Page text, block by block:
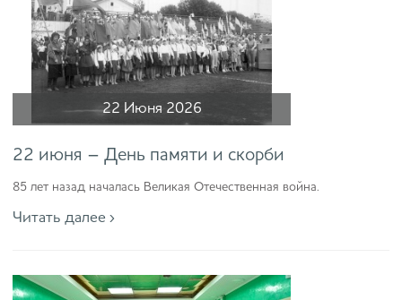
22 Июня 2026
22 июня – День памяти и скорби
85 лет назад началась Великая Отечественная война.
Читать далее ›